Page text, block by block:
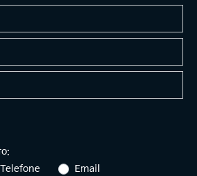
Telefone Email